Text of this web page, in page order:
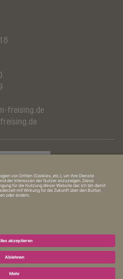
freising.de
der Isar
·Datenschutz­erklärung